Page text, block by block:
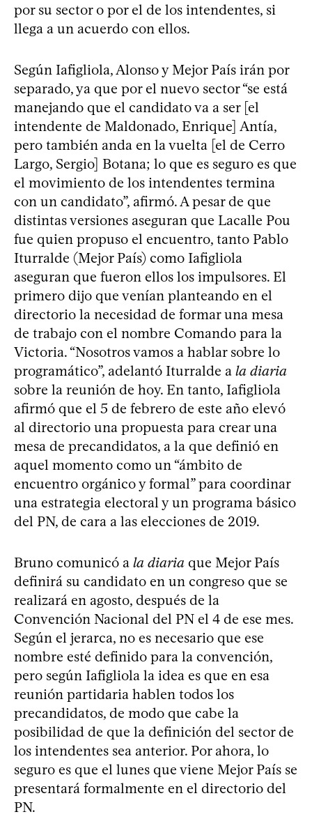
por su sector o por el de los intendentes, si
llega a un acuerdo con ellos.
Según Iafigliola, Alonso y Mejor País irán por
separado, ya que por el nuevo sector “se está
manejando que el candidato va a ser [el
intendente de Maldonado, Enrique] Antía,
pero también anda en la vuelta [el de Cerro
Largo, Sergio] Botana; lo que es seguro es que
el movimiento de los intendentes termina
con un candidato”, afirmó. A pesar de que
distintas versiones aseguran que Lacalle Pou
fue quien propuso el encuentro, tanto Pablo
Iturralde (Mejor País) como Iafigliola
aseguran que fueron ellos los impulsores. El
primero dijo que venían planteando en el
directorio la necesidad de formar una mesa
de trabajo con el nombre Comando para la
Victoria. “Nosotros vamos a hablar sobre lo
programático”, adelantó Iturralde a la diaria
sobre la reunión de hoy. En tanto, Iafigliola
afirmó que el 5 de febrero de este año elevó
al directorio una propuesta para crear una
mesa de precandidatos, a la que definió en
aquel momento como un “ámbito de
encuentro orgánico y formal” para coordinar
una estrategia electoral y un programa básico
del PN, de cara a las elecciones de 2019.
Bruno comunicó a la diaria que Mejor País
definirá su candidato en un congreso que se
realizará en agosto, después de la
Convención Nacional del PN el 4 de ese mes.
Según el jerarca, no es necesario que ese
nombre esté definido para la convención,
pero según Iafigliola la idea es que en esa
reunión partidaria hablen todos los
precandidatos, de modo que cabe la
posibilidad de que la definición del sector de
los intendentes sea anterior. Por ahora, lo
seguro es que el lunes que viene Mejor País se
presentará formalmente en el directorio del
PN.